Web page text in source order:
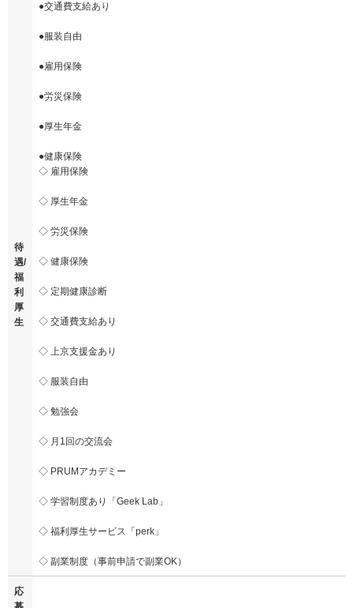
待
遇/
福
利
厚
生
●交通費支給あり
●服装自由
●雇用保険
●労災保険
●厚生年金
●健康保険
◇ 雇用保険
◇ 厚生年金
◇ 労災保険
◇ 健康保険
◇ 定期健康診断
◇ 交通費支給あり
◇ 上京支援金あり
◇ 服装自由
◇ 勉強会
◇ 月1回の交流会
◇ PRUMアカデミー
◇ 学習制度あり「Geek Lab」
◇ 福利厚生サービス「perk」
◇ 副業制度（事前申請で副業OK）
応